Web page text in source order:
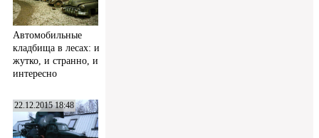
Автомобильные
кладбища в лесах: и
жутко, и странно, и
интересно
22.12.2015 18:48